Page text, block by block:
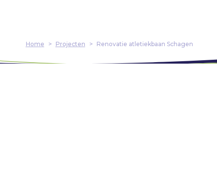
Home > Projecten > Renovatie atletiekbaan Schagen